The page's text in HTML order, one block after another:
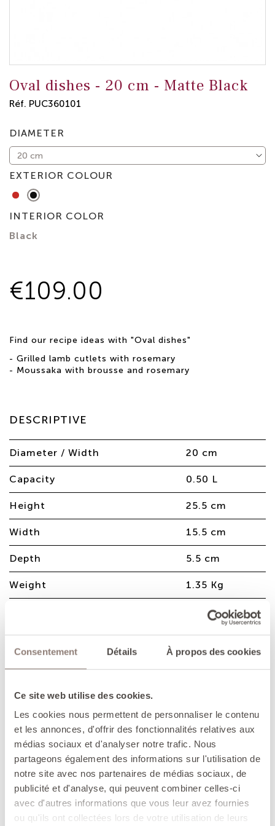
Consentement Détails À propos des cookies
Ce site web utilise des cookies.
Les cookies nous permettent de personnaliser le contenu
et les annonces, d'offrir des fonctionnalités relatives aux
médias sociaux et d'analyser notre trafic. Nous
partageons également des informations sur l'utilisation de
notre site avec nos partenaires de médias sociaux, de
publicité et d'analyse, qui peuvent combiner celles-ci
avec d'autres informations que vous leur avez fournies
ou qu'ils ont collectées lors de votre utilisation de leurs
Oval dishes - 20 cm - Matte Black
Réf. PUC360101
DIAMETER
EXTERIOR COLOUR
RedMatte
INTERIOR COLOR
Black
€109.00
Find our recipe ideas with "Oval dishes"
- Grilled lamb cutlets with rosemary
- Moussaka with brousse and rosemary
DESCRIPTIVE
Diameter / Width 20 cm
Capacity 0.50 L
Height 25.5 cm
Width 15.5 cm
Depth 5.5 cm
Weight 1.35 Kg
Oval dish in enamelled cast iron, an
elegant solution for cooking and
serving directly at the table.
ADVANTAGES
- Perfect for making delicious gratins and roast
meats...: cast iron retains heat efficiently,
allowing you to use the gentlest cooking
methods.
- Suitable for all cooking methods, including
induction hobs and ovens.
- Unique, handmade product: French